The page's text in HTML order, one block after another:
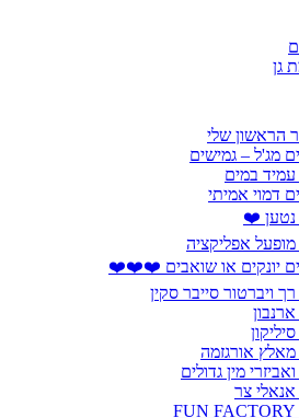
גן
הראשון שלי
מג'ל – גמישים
עמיד במים
דמוי אמיתי
נטען ❤️
מופעל אפליקציה
יונקים או שואבים ❤️❤️❤️
רך ויברטור סייבר סקין
מאלץ אורגזמה
מין גדולים
אנאלי צר